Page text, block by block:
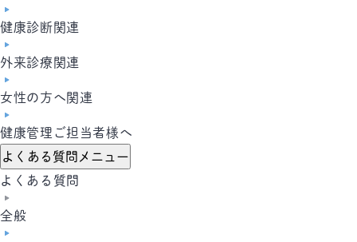
健康診断関連
外来診療関連
女性の方へ関連
健康管理ご担当者様へ
よくある質問メニュー
よくある質問
全般